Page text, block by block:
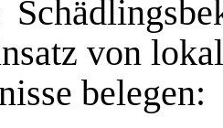
von
belegen: